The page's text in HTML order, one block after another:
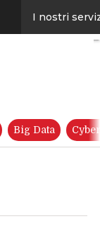
I nostri
Big Data